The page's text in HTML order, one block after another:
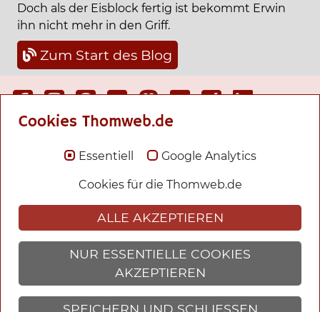
Doch als der Eisblock fertig ist bekommt Erwin
ihn nicht mehr in den Griff.
Zum Start des Blog
In dieser Seite
Krimis und Ebooks
Fantasy und Romane
Romane
Tagesgeschichten
Cookies Thomweb.de
Essentiell Google Analytics
Cookies für die Thomweb.de
ALLE AKZEPTIEREN
NUR ESSENTIELLE COOKIES
AKZEPTIEREN
SPEICHERN UND SCHLIESSEN